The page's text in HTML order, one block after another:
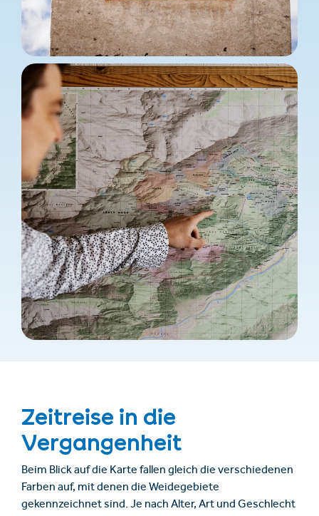
Zeitreise in die
Vergangenheit
Beim Blick auf die Karte fallen gleich die verschiedenen
Farben auf, mit denen die Weidegebiete
gekennzeichnet sind. Je nach Alter, Art und Geschlecht